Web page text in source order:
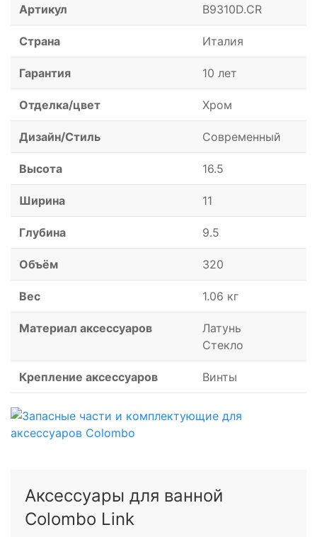
Артикул B9310D.CR
Страна Италия
Гарантия 10 лет
Отделка/цвет Хром
Дизайн/Стиль Современный
Высота 16.5
Ширина 11
Глубина 9.5
Объём 320
Вес 1.06 кг
Материал аксессуаров
Латунь
Стекло
Крепление аксессуаров Винты
Аксессуары для ванной
Colombo Link